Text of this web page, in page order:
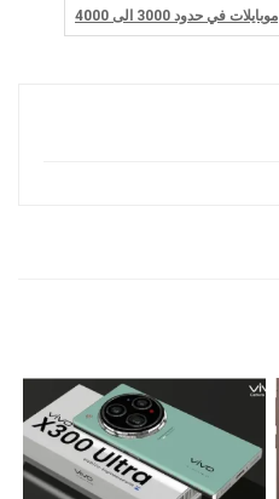
موبايلات في حدود 3000 الى 4000